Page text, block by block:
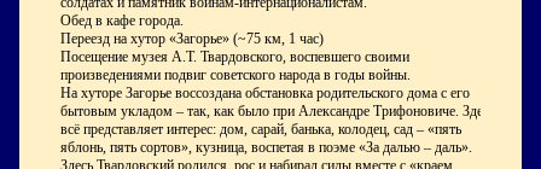
Обед в кафе города.
Переезд на хутор «Загорье» (~75 км, 1 час)
Посещение музея А.Т. Твардовского, воспевшего своими
произведениями подвиг советского народа в годы войны.
На хуторе Загорье воссоздана обстановка родительского дома с его
бытовым укладом – так, как было при Александре Трифоновиче. Здесь
всё представляет интерес: дом, сарай, банька, колодец, сад – «пять
яблонь, пять сортов», кузница, воспетая в поэме «За далью – даль».
Здесь Твардовский родился, рос и набирал силы вместе с «краем